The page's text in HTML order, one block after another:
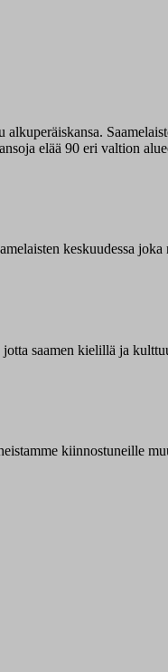
elää 90 eri valtion
keskuudessa
jotta saamen kielillä ja
kiinnostuneille